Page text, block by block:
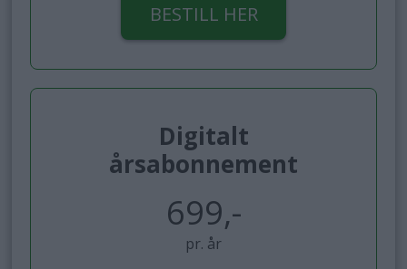
BESTILL HER
Digitalt
årsabonnement
699,-
pr. år